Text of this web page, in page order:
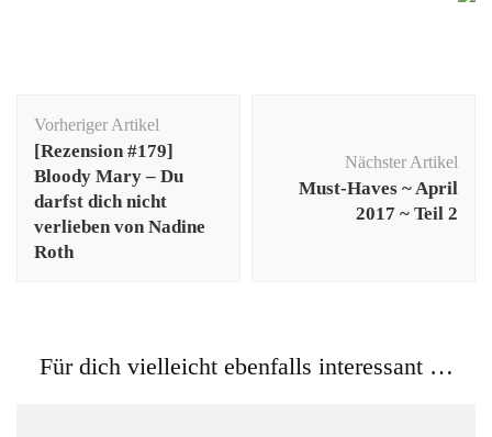
Vorheriger Artikel
[Rezension #179]
Bloody Mary – Du
darfst dich nicht
verlieben von Nadine
Roth
Nächster Artikel
Must-Haves ~ April
2017 ~ Teil 2
Für dich vielleicht ebenfalls interessant …